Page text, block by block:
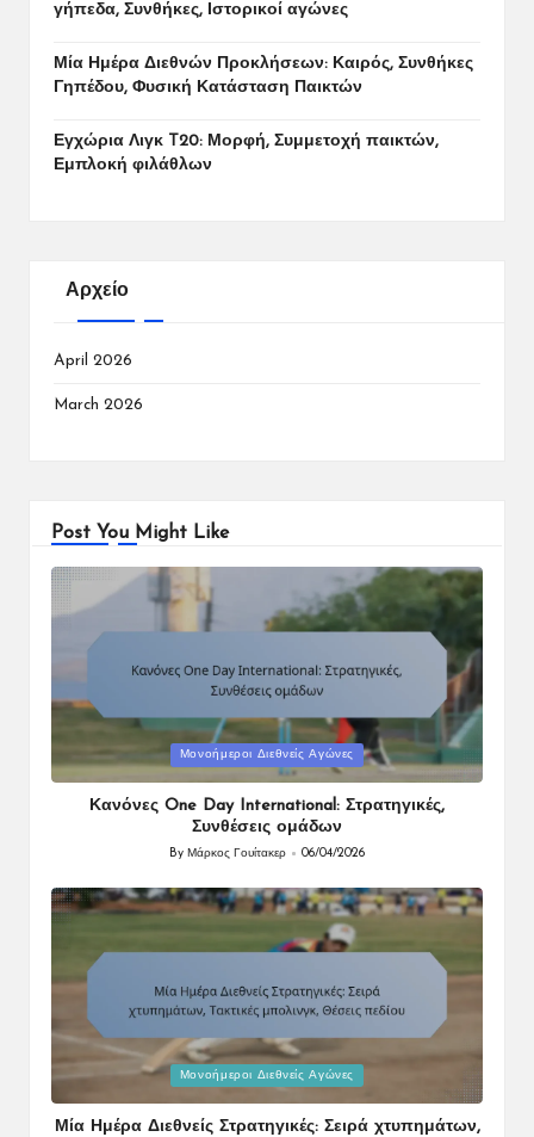
γήπεδα, Συνθήκες, Ιστορικοί αγώνες
Μία Ημέρα Διεθνών Προκλήσεων: Καιρός, Συνθήκες
Γηπέδου, Φυσική Κατάσταση Παικτών
Εγχώρια Λιγκ T20: Μορφή, Συμμετοχή παικτών,
Εμπλοκή φιλάθλων
Αρχείο
April 2026
March 2026
Post You Might Like
Posted
in
Μονοήμεροι Διεθνείς Αγώνες
Κανόνες One Day International: Στρατηγικές,
Συνθέσεις ομάδων
Posted
By Μάρκος Γουίτακερ 06/04/2026
Posted
in
Μονοήμεροι Διεθνείς Αγώνες
Μία Ημέρα Διεθνείς Στρατηγικές: Σειρά χτυπημάτων,